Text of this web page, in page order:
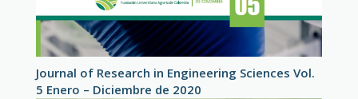
Journal of Research in Engineering Sciences Vol.
5 Enero – Diciembre de 2020